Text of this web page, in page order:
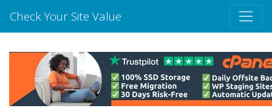
Check Your Site Value